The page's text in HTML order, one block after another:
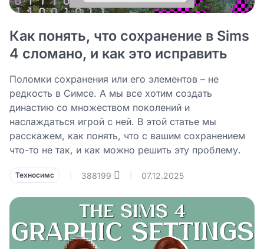
Как понять, что сохранение в Sims
4 сломано, и как это исправить
Поломки сохранения или его элементов – не
редкость в Симсе. А мы все хотим создать
династию со множеством поколений и
наслаждаться игрой с ней. В этой статье мы
расскажем, как понять, что с вашим сохранением
что-то не так, и как можно решить эту проблему.
Техносимс 388199 07.12.2025